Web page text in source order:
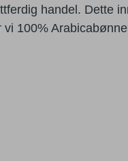
handel. Dette
100%